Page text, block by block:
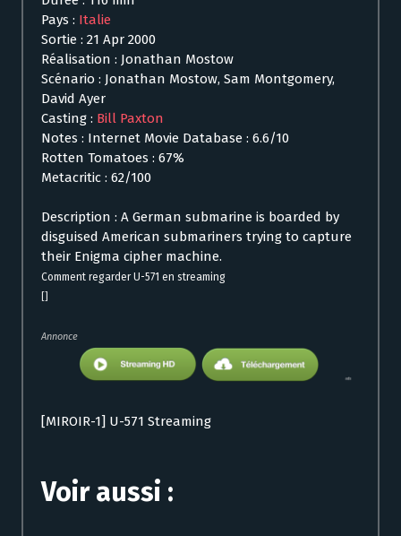
Pays : Italie
Sortie : 21 Apr 2000
Réalisation : Jonathan Mostow
Scénario : Jonathan Mostow, Sam Montgomery,
David Ayer
Casting : Bill Paxton
Notes : Internet Movie Database : 6.6/10
Rotten Tomatoes : 67%
Metacritic : 62/100
Description : A German submarine is boarded by
disguised American submariners trying to capture
their Enigma cipher machine.
Comment regarder U-571 en streaming
Annonce
[MIROIR-1] U-571 Streaming
Voir aussi :